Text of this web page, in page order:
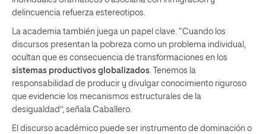
delincuencia refuerza estereotipos.
La academia también juega un papel clave. “Cuando los
discursos presentan la pobreza como un problema individual,
ocultan que es consecuencia de transformaciones en los
sistemas productivos globalizados . Tenemos la
responsabilidad de producir y divulgar conocimiento riguroso
que evidencie los mecanismos estructurales de la
desigualdad”, señala Caballero.
El discurso académico puede ser instrumento de dominación o